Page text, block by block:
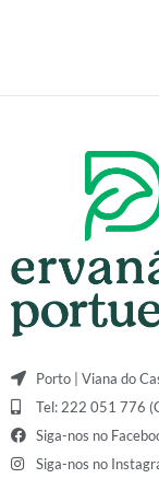
Porto | Viana do
Tel: 222 051 776
Siga-nos no
Siga-nos no